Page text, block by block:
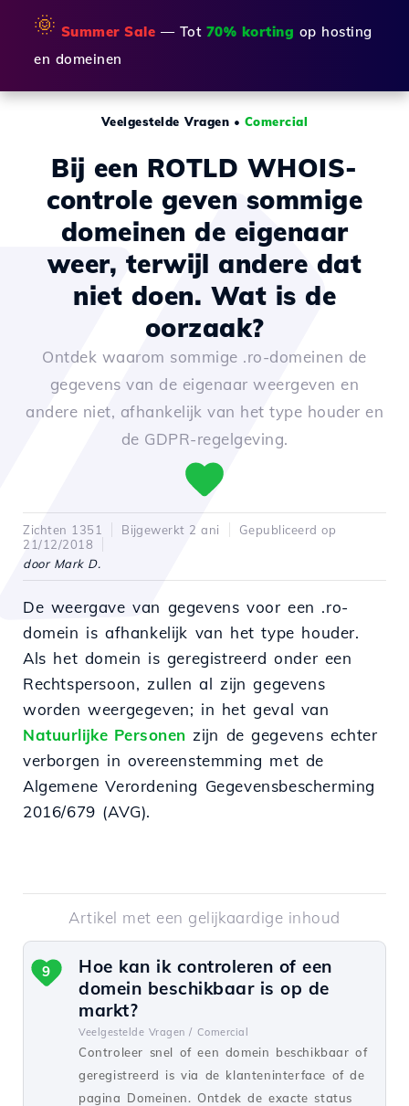
🌞 Summer Sale — Tot 70% korting op hosting
en domeinen
Veelgestelde Vragen • Comercial
Bij een ROTLD WHOIS-
controle geven sommige
domeinen de eigenaar
weer, terwijl andere dat
niet doen. Wat is de
oorzaak?
Ontdek waarom sommige .ro-domeinen de
gegevens van de eigenaar weergeven en
andere niet, afhankelijk van het type houder en
de GDPR-regelgeving.
Zichten 1351 Bijgewerkt 2 ani
Gepubliceerd op
21/12/2018
door Mark D.
De weergave van gegevens voor een .ro-
domein is afhankelijk van het type houder.
Als het domein is geregistreerd onder een
Rechtspersoon, zullen al zijn gegevens
worden weergegeven; in het geval van
Natuurlijke Personen zijn de gegevens echter
verborgen in overeenstemming met de
Algemene Verordening Gegevensbescherming
2016/679 (AVG).
Artikel met een gelijkaardige inhoud
Hoe kan ik controleren of een
domein beschikbaar is op de
markt?
Veelgestelde Vragen / Comercial
Controleer snel of een domein beschikbaar of
geregistreerd is via de klanteninterface of de
pagina Domeinen. Ontdek de exacte status
9